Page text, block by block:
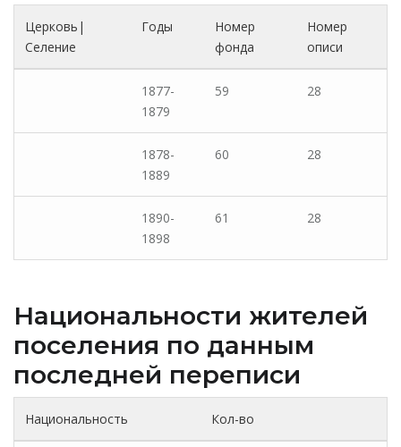
Церковь|
Селение
Годы
Номер
фонда
Номер
описи
1877-
1879
59 28
1878-
1889
60 28
1890-
1898
61 28
Национальности жителей
поселения по данным
последней переписи
Национальность Кол-во